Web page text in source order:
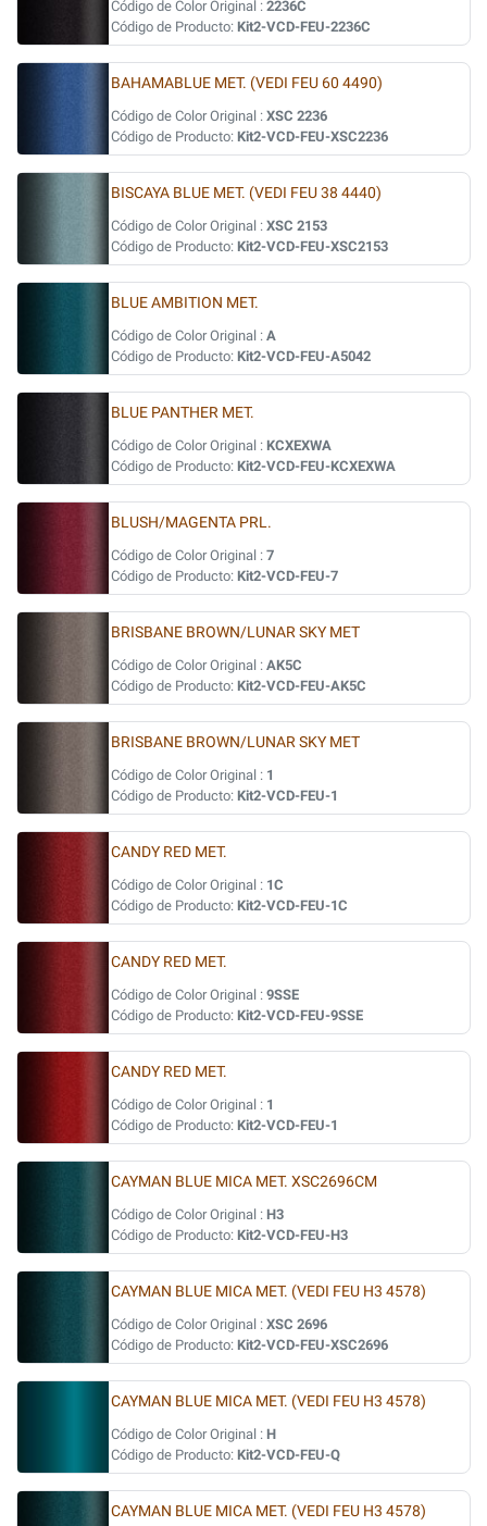
Código de Color Original : 2236C
Código de Producto: Kit2-VCD-FEU-2236C
BAHAMABLUE MET. (VEDI FEU 60 4490)
Código de Color Original : XSC 2236
Código de Producto: Kit2-VCD-FEU-XSC2236
BISCAYA BLUE MET. (VEDI FEU 38 4440)
Código de Color Original : XSC 2153
Código de Producto: Kit2-VCD-FEU-XSC2153
BLUE AMBITION MET.
Código de Color Original : A
Código de Producto: Kit2-VCD-FEU-A5042
BLUE PANTHER MET.
Código de Color Original : KCXEXWA
Código de Producto: Kit2-VCD-FEU-KCXEXWA
BLUSH/MAGENTA PRL.
Código de Color Original : 7
Código de Producto: Kit2-VCD-FEU-7
BRISBANE BROWN/LUNAR SKY MET
Código de Color Original : AK5C
Código de Producto: Kit2-VCD-FEU-AK5C
BRISBANE BROWN/LUNAR SKY MET
Código de Color Original : 1
Código de Producto: Kit2-VCD-FEU-1
CANDY RED MET.
Código de Color Original : 1C
Código de Producto: Kit2-VCD-FEU-1C
CANDY RED MET.
Código de Color Original : 9SSE
Código de Producto: Kit2-VCD-FEU-9SSE
CANDY RED MET.
Código de Color Original : 1
Código de Producto: Kit2-VCD-FEU-1
CAYMAN BLUE MICA MET. XSC2696CM
Código de Color Original : H3
Código de Producto: Kit2-VCD-FEU-H3
CAYMAN BLUE MICA MET. (VEDI FEU H3 4578)
Código de Color Original : XSC 2696
Código de Producto: Kit2-VCD-FEU-XSC2696
CAYMAN BLUE MICA MET. (VEDI FEU H3 4578)
Código de Color Original : H
Código de Producto: Kit2-VCD-FEU-Q
CAYMAN BLUE MICA MET. (VEDI FEU H3 4578)